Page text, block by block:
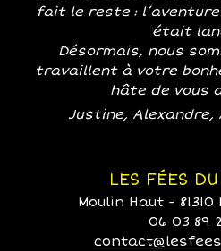
fait le reste : l’aventure
était
Désormais, nous
travaillent à votre
hâte de vous
Justine,
LES FÉES
Moulin Haut -
06 03 89